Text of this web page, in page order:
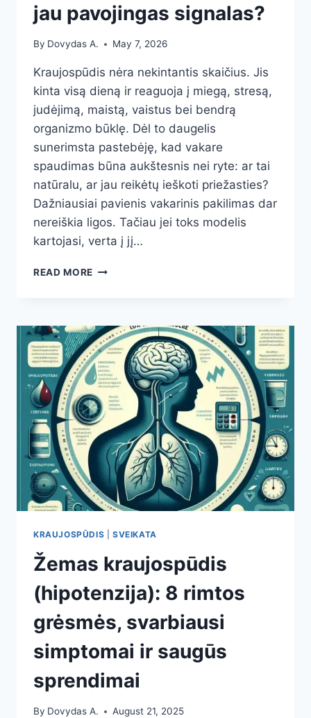
jau pavojingas signalas?
By Dovydas A. May 7, 2026
Kraujospūdis nėra nekintantis skaičius. Jis
kinta visą dieną ir reaguoja į miegą, stresą,
judėjimą, maistą, vaistus bei bendrą
organizmo būklę. Dėl to daugelis
sunerimsta pastebėję, kad vakare
spaudimas būna aukštesnis nei ryte: ar tai
natūralu, ar jau reikėtų ieškoti priežasties?
Dažniausiai pavienis vakarinis pakilimas dar
nereiškia ligos. Tačiau jei toks modelis
kartojasi, verta į jį…
READ MORE VAKARE
RYTE:
KADA
TAI
NORMALU,
O
KADA
JAU
PAVOJINGAS
SIGNALAS?
KRAUJOSPŪDIS SVEIKATA
Žemas kraujospūdis
(hipotenzija): 8 rimtos
grėsmės, svarbiausi
simptomai ir saugūs
sprendimai
By Dovydas A. August 21, 2025